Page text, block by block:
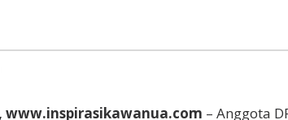
www.inspirasikawanua.com – Anggota